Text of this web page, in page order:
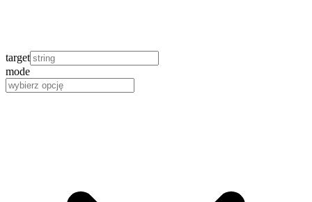
target
mode